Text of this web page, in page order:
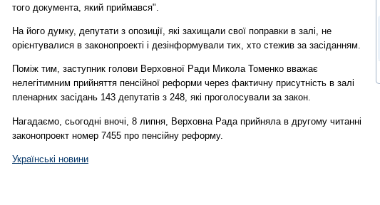
того документа, який приймався".
На його думку, депутати з опозиції, які захищали свої поправки в залі, не
орієнтувалися в законопроекті і дезінформували тих, хто стежив за засіданням.
Поміж тим, заступник голови Верховної Ради Микола Томенко вважає
нелегітимним прийняття пенсійної реформи через фактичну присутність в залі
пленарних засідань 143 депутатів з 248, які проголосували за закон.
Нагадаємо, сьогодні вночі, 8 липня, Верховна Рада прийняла в другому читанні
законопроект номер 7455 про пенсійну реформу.
Українські новини